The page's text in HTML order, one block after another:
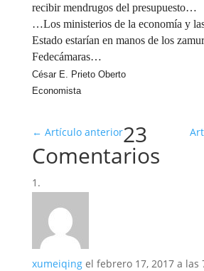
recibir mendrugos del presupuesto…
…Los ministerios de la economía y
Estado estarían en manos de los
Fedecámaras…
César E. Prieto Oberto
Economista
← Artículo anterior23
Comentarios
xumeiqing el febrero 17, 2017 a las